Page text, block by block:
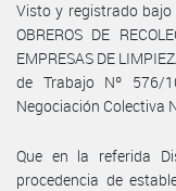
Visto y registrado bajo
OBREROS DE
EMPRESAS DE
de Trabajo Nº 576/
Negociación Colectiva
Que en la referida
procedencia de